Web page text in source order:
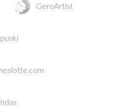
GeroArtist